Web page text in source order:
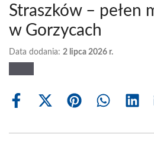
Straszków – pełen
w Gorzycach
Data dodania: 2 lipca 2026 r.
Share
Share
(Twitter)
Share Share